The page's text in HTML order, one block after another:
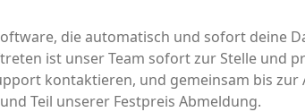
die automatisch und sofort deine
ist unser Team sofort zur Stelle und
kontaktieren, und gemeinsam bis zur
Teil unserer Festpreis Abmeldung.